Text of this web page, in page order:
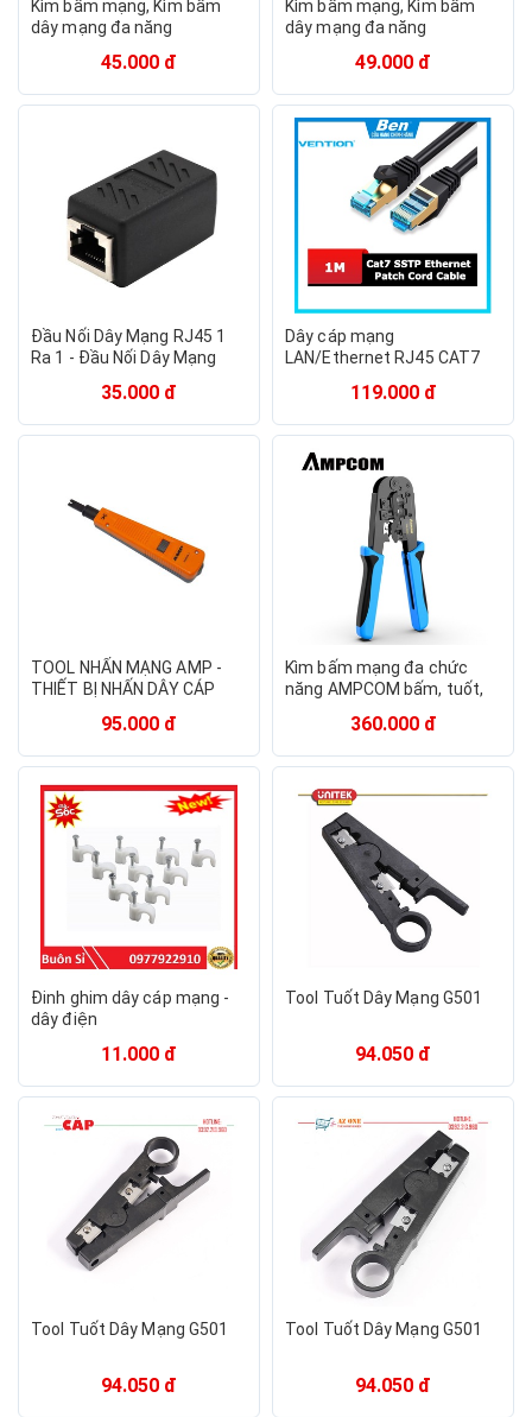
Kìm bấm mạng, Kìm bấm
dây mạng đa năng
45.000 đ
Kìm bấm mạng, Kìm bấm
dây mạng đa năng
49.000 đ
Đầu Nối Dây Mạng RJ45 1
Ra 1 - Đầu Nối Dây Mạng
35.000 đ
Dây cáp mạng
LAN/Ethernet RJ45 CAT7
1m/2m/3m/5m/10m/15m
mã VPC7SSTP - Ben
119.000 đ
TOOL NHẤN MẠNG AMP -
THIẾT BỊ NHẤN DÂY CÁP
95.000 đ
Kìm bấm mạng đa chức
năng AMPCOM bấm, tuốt,
360.000 đ
Đinh ghim dây cáp mạng -
dây điện
11.000 đ
Tool Tuốt Dây Mạng G501
94.050 đ
Tool Tuốt Dây Mạng G501
94.050 đ
Tool Tuốt Dây Mạng G501
94.050 đ